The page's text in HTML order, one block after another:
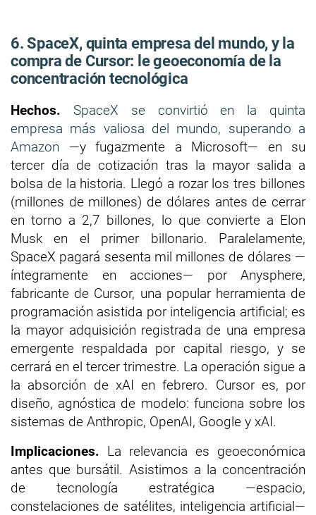
6. SpaceX, quinta empresa del mundo, y la
compra de Cursor: le geoeconomía de la
concentración tecnológica
Hechos. SpaceX se convirtió en la quinta
empresa más valiosa del mundo, superando a
Amazon —y fugazmente a Microsoft— en su
tercer día de cotización tras la mayor salida a
bolsa de la historia. Llegó a rozar los tres billones
(millones de millones) de dólares antes de cerrar
en torno a 2,7 billones, lo que convierte a Elon
Musk en el primer billonario. Paralelamente,
SpaceX pagará sesenta mil millones de dólares —
íntegramente en acciones— por Anysphere,
fabricante de Cursor, una popular herramienta de
programación asistida por inteligencia artificial; es
la mayor adquisición registrada de una empresa
emergente respaldada por capital riesgo, y se
cerrará en el tercer trimestre. La operación sigue a
la absorción de xAI en febrero. Cursor es, por
diseño, agnóstica de modelo: funciona sobre los
sistemas de Anthropic, OpenAI, Google y xAI.
Implicaciones. La relevancia es geoeconómica
antes que bursátil. Asistimos a la concentración
de tecnología estratégica —espacio,
constelaciones de satélites, inteligencia artificial—